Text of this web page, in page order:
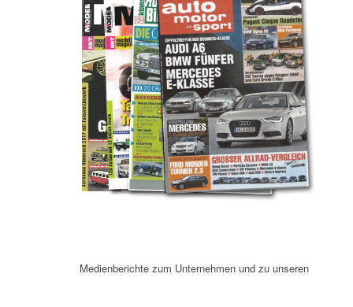
Medienberichte zum Unternehmen und zu unseren